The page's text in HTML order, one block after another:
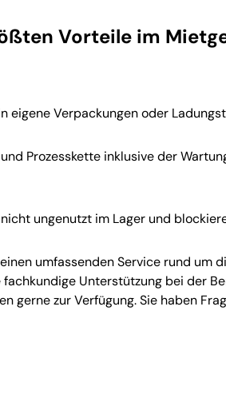
Vorteile im
eigene Verpackungen oder
Prozesskette inklusive der
ungenutzt im Lager und
umfassenden Service rund um
fachkundige Unterstützung bei der
gerne zur Verfügung. Sie haben